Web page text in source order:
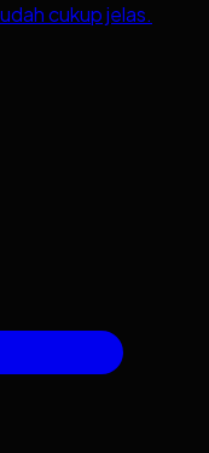
cukup jelas.